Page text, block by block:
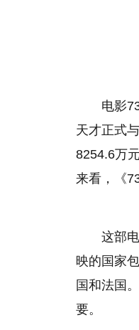
电影
天才正式
8254.6万
来看，《
这部
映的国家
国和法国
要。